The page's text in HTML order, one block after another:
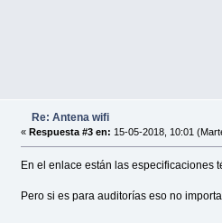
Re: Antena wifi
« Respuesta #3 en: 15-05-2018, 10:01
En el enlace están las especificaciones
Pero si es para auditorías eso no